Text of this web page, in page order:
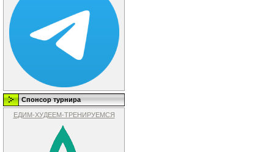
Спонсор турнира
ЕДИМ-ХУДЕЕМ-ТРЕНИРУЕМСЯ